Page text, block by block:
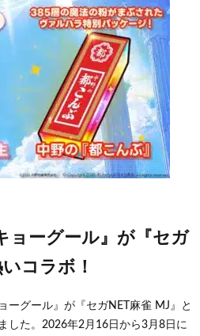
ョーグール』が『セガ
コラボ！
ーグール』が『セガNET麻雀 MJ』と
した。2026年2月16日から3月8日に